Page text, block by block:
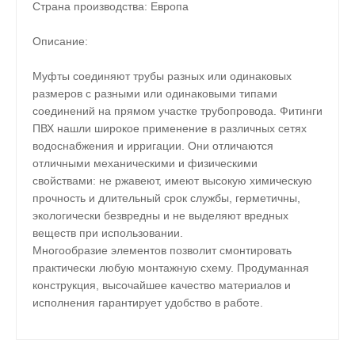
Страна производства: Европа
Описание:
Муфты соединяют трубы разных или одинаковых
размеров с разными или одинаковыми типами
соединений на прямом участке трубопровода. Фитинги
ПВХ нашли широкое применение в различных сетях
водоснабжения и ирригации. Они отличаются
отличными механическими и физическими
свойствами: не ржавеют, имеют высокую химическую
прочность и длительный срок службы, герметичны,
экологически безвредны и не выделяют вредных
веществ при использовании.
Многообразие элементов позволит смонтировать
практически любую монтажную схему. Продуманная
конструкция, высочайшее качество материалов и
исполнения гарантирует удобство в работе.